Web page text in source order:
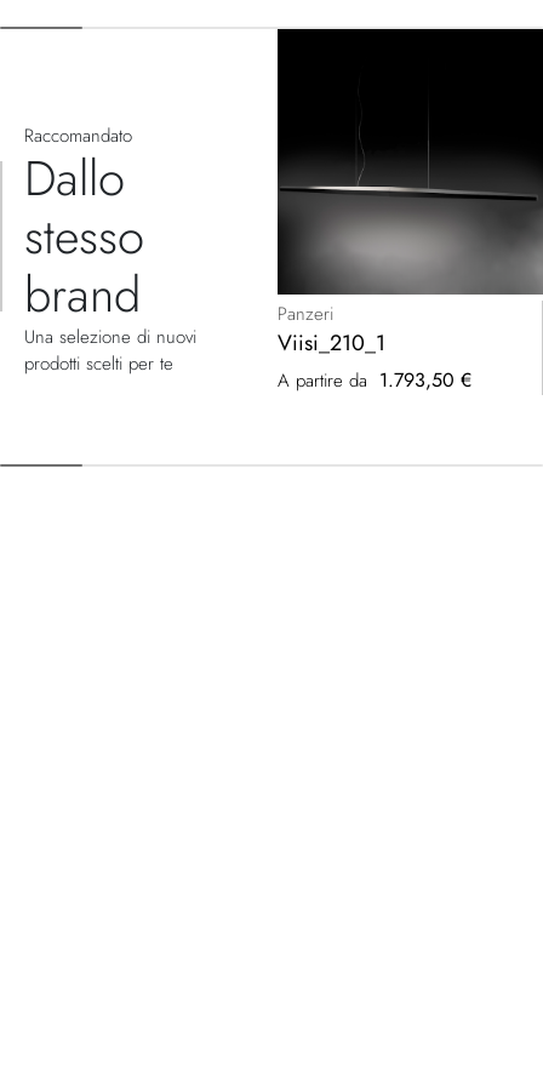
Raccomandato
Dallo
stesso
brand
Una selezione di nuovi
prodotti scelti per te
Panzeri
Viisi_210_1
A partire da 1.793,50 €